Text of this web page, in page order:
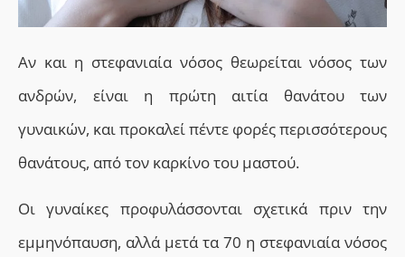
Αν και η στεφανιαία νόσος θεωρείται νόσος των
ανδρών, είναι η πρώτη αιτία θανάτου των
γυναικών, και προκαλείπέντε φορές περισσότερους
θανάτους, από τον καρκίνο του μαστού.
Οι γυναίκες προφυλάσσονται σχετικά πριν την
εμμηνόπαυση, αλλά μετά τα 70 η στεφανιαία νόσος